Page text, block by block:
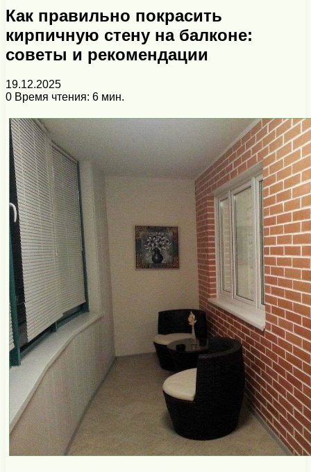
Как правильно покрасить
кирпичную стену на балконе:
советы и рекомендации
19.12.2025
0 Время чтения: 6 мин.